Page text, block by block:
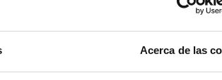
Acerca de las
de 2020
de 2020
, 1 vial + 1 ampolla de disolvente